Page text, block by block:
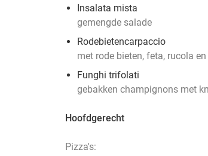
Insalata mista
gemengde salade
Rodebietencarpaccio
met rode bieten, feta, rucola
Funghi trifolati
gebakken champignons met
Hoofdgerecht
Pizza's: